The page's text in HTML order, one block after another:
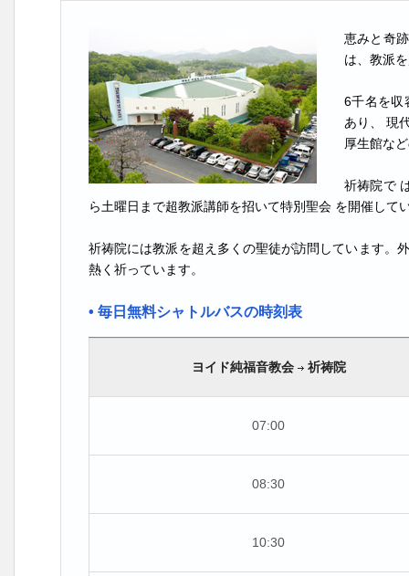
恵みと奇
は、教派
6千名を収
あり、 現
厚生館な
祈祷院で
ら土曜日まで超教派講師を招いて特別聖会 を開催して
祈祷院には教派を超え多くの聖徒が訪問しています。
熱く祈っています。
• 毎日無料シャトルバスの時刻表
ヨイド純福音教会 祈祷院
07:00
08:30
10:30